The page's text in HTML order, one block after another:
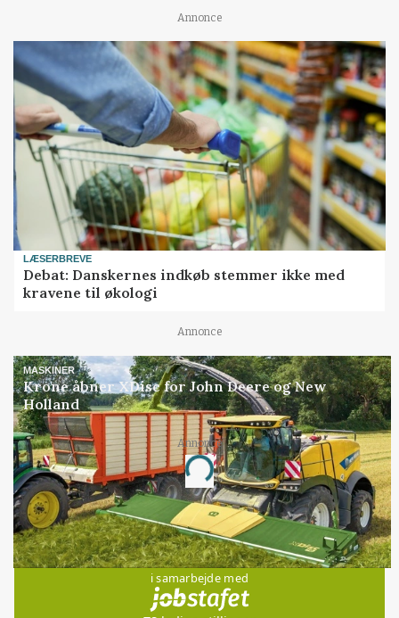
Annonce
LÆSERBREVE
Debat: Danskernes indkøb stemmer ikke med
kravene til økologi
Annonce
MASKINER
Krone åbner XDisc for John Deere og New
Holland
Annonce
Loading...
Jobs
i samarbejde med